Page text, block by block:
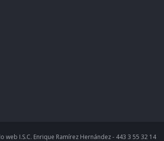
I.S.C. Enrique Ramírez Hernández - 443 3 55 32 14